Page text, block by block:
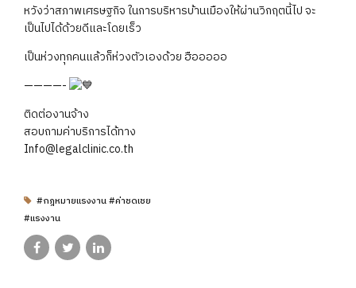
หวังว่าสภาพเศรษฐกิจ ในการบริหารบ้านเมืองให้ผ่านวิกฤตนี้ไป จะ
เป็นไปได้ด้วยดีและโดยเร็ว
เป็นห่วงทุกคนแล้วก็ห่วงตัวเองด้วย ฮือออออ
————-
ติดต่องานจ้าง
สอบถามค่าบริการได้ทาง
Info@legalclinic.co.th
#กฎหมายแรงงาน #ค่าชดเชย
#แรงงาน